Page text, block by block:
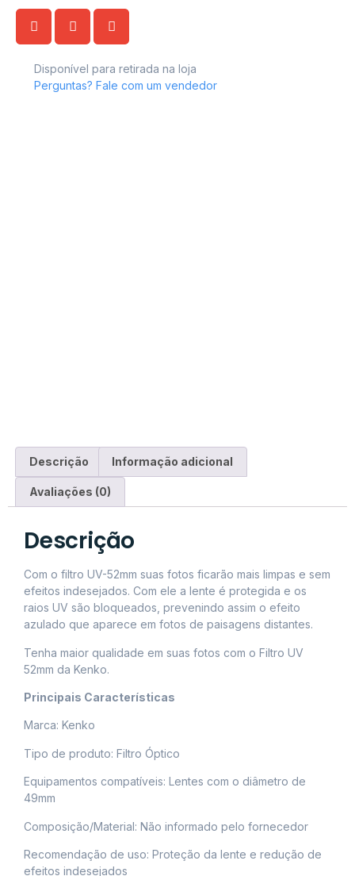
Disponível para retirada na loja
Perguntas? Fale com um vendedor
Descrição Informação adicional
Avaliações (0)
Descrição
Com o filtro UV-52mm suas fotos ficarão mais limpas e sem
efeitos indesejados. Com ele a lente é protegida e os
raios UV são bloqueados, prevenindo assim o efeito
azulado que aparece em fotos de paisagens distantes.
Tenha maior qualidade em suas fotos com o Filtro UV
52mm da Kenko.
Principais Características
Marca: Kenko
Tipo de produto: Filtro Óptico
Equipamentos compatíveis: Lentes com o diâmetro de
49mm
Composição/Material: Não informado pelo fornecedor
Recomendação de uso: Proteção da lente e redução de
efeitos indesejados